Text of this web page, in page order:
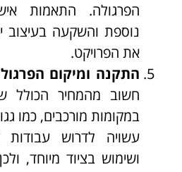
הפרגולה. התאמות
נוספת והשקעה בעיצוב
את הפרויקט.
התקנה ומיקום
חשוב מהמחיר הכולל
במקומות מורכבים, כמו
עשויה לדרוש עבודות
ושימוש בציוד מיוחד,